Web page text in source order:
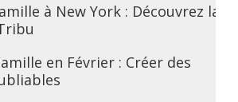
à New York : Découvrez la
en Février : Créer des